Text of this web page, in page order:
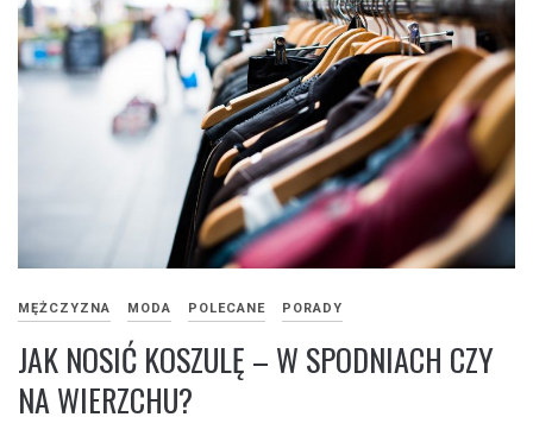
MĘŻCZYZNA MODA POLECANE PORADY
JAK NOSIĆ KOSZULĘ – W SPODNIACH CZY
NA WIERZCHU?